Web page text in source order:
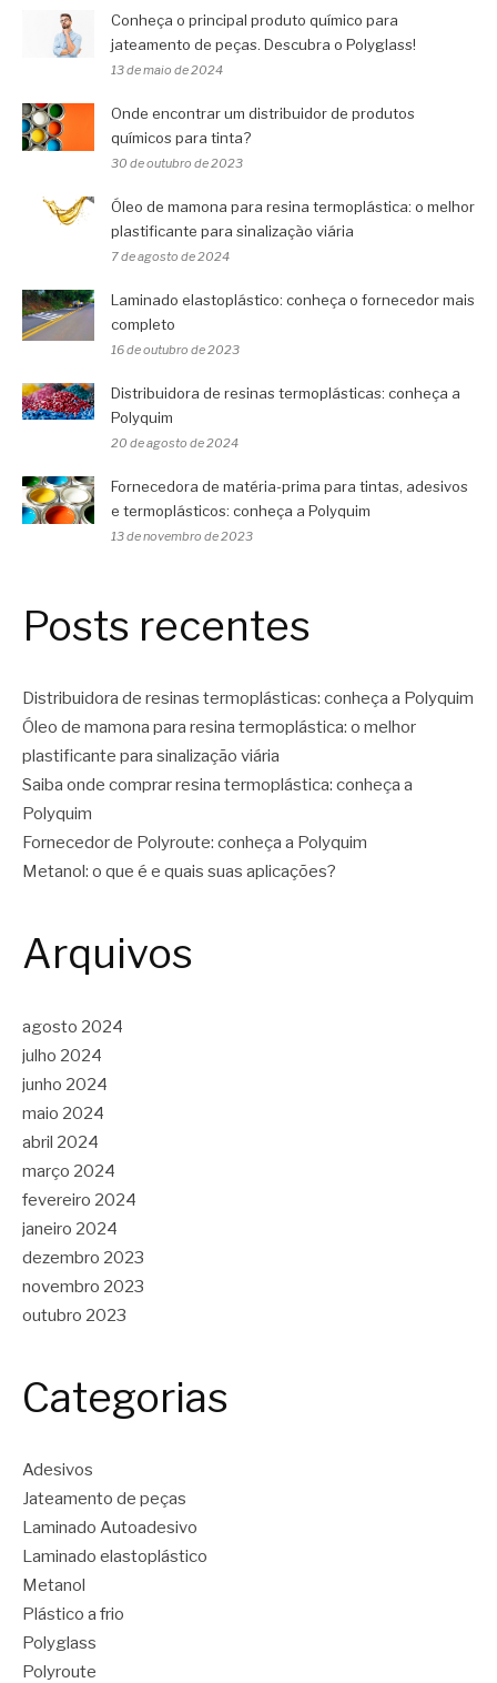
Conheça o principal produto químico para
jateamento de peças. Descubra o Polyglass!
13 de maio de 2024
Onde encontrar um distribuidor de produtos
químicos para tinta?
30 de outubro de 2023
Óleo de mamona para resina termoplástica: o melhor
plastificante para sinalização viária
7 de agosto de 2024
Laminado elastoplástico: conheça o fornecedor mais
completo
16 de outubro de 2023
Distribuidora de resinas termoplásticas: conheça a
Polyquim
20 de agosto de 2024
Fornecedora de matéria-prima para tintas, adesivos
e termoplásticos: conheça a Polyquim
13 de novembro de 2023
Posts recentes
Distribuidora de resinas termoplásticas: conheça a Polyquim
Óleo de mamona para resina termoplástica: o melhor
plastificante para sinalização viária
Saiba onde comprar resina termoplástica: conheça a
Polyquim
Fornecedor de Polyroute: conheça a Polyquim
Metanol: o que é e quais suas aplicações?
Arquivos
agosto 2024
julho 2024
junho 2024
maio 2024
abril 2024
março 2024
fevereiro 2024
janeiro 2024
dezembro 2023
novembro 2023
outubro 2023
Categorias
Adesivos
Jateamento de peças
Laminado Autoadesivo
Laminado elastoplástico
Metanol
Plástico a frio
Polyglass
Polyroute